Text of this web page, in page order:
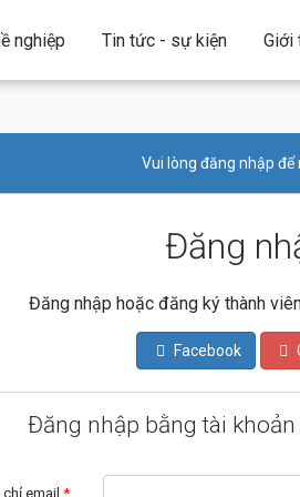
nghiệp Tin tức - sự kiện Giới
Vui lòng đăng nhập để
Đăng
Đăng nhập hoặc đăng ký thành
Facebook
Đăng nhập bằng tài
email *